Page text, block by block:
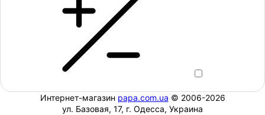
Интернет-магазин papa.com.ua © 2006-2026
ул. Базовая, 17, г. Одесса, Украина